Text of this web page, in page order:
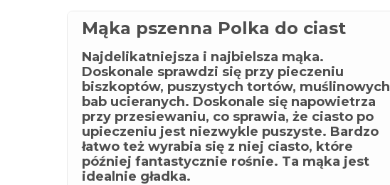
Mąka pszenna Polka do ciast
Najdelikatniejsza i najbielsza mąka.
Doskonale sprawdzi się przy pieczeniu
biszkoptów, puszystych tortów, muślinowych
bab ucieranych. Doskonale się napowietrza
przy przesiewaniu, co sprawia, że ciasto po
upieczeniu jest niezwykle puszyste. Bardzo
łatwo też wyrabia się z niej ciasto, które
później fantastycznie rośnie. Ta mąka jest
idealnie gładka.